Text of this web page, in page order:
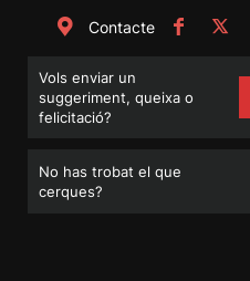
Contacte
Vols enviar un
suggeriment, queixa o
felicitació?
No has trobat el que
cerques?